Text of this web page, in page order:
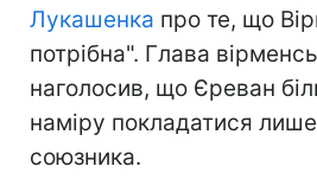
Лукашенка про те, що
потрібна". Глава
наголосив, що Єреван
наміру покладатися
союзника.